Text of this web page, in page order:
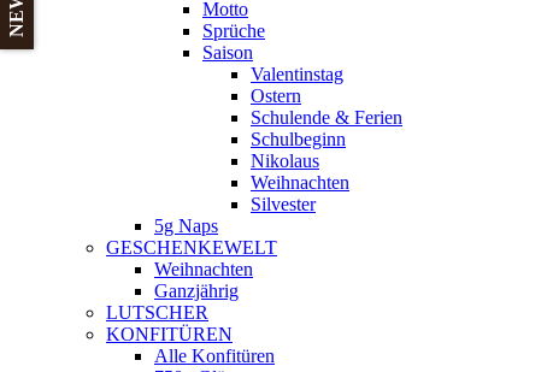
Motto
Sprüche
Saison
Valentinstag
Ostern
Schulende & Ferien
Schulbeginn
Nikolaus
Weihnachten
Silvester
5g Naps
GESCHENKEWELT
Weihnachten
Ganzjährig
LUTSCHER
KONFITÜREN
Alle Konfitüren